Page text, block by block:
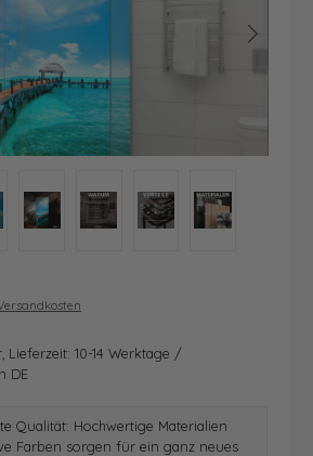
10-14 Werktage /
DE
Qualität: Hochwertige Materialien
Farben sorgen für ein ganz neues